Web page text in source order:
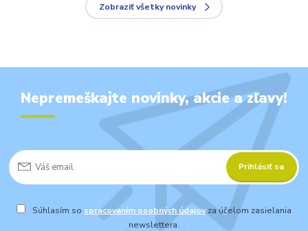
Zobraziť všetky novinky
Nepremeškajte novinky, akcie a zľavy!
Prihlásiť sa
Súhlasím so spracovaním osobných údajovza účelom zasielania
newslettera.